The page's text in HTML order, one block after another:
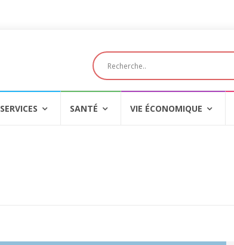
SERVICES SANTÉ VIE ÉCONOMIQUE